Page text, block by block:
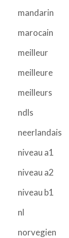
mandarin
marocain
meilleur
meilleure
meilleurs
ndls
neerlandais
niveau a1
niveau a2
niveau b1
nl
norvegien